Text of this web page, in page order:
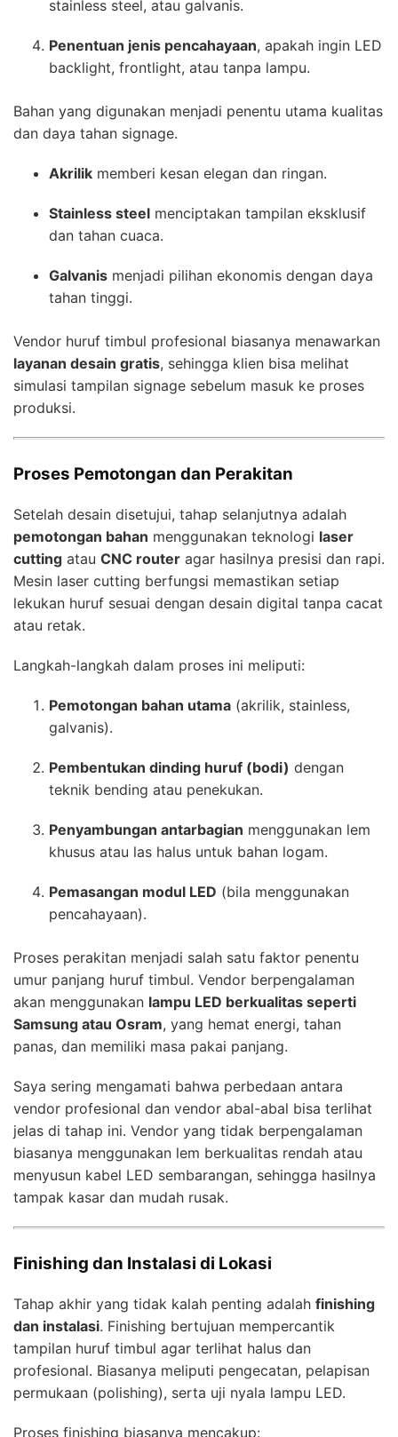
stainless steel, atau galvanis.
Penentuan jenis pencahayaan, apakah ingin LED
backlight, frontlight, atau tanpa lampu.
Bahan yang digunakan menjadi penentu utama kualitas
dan daya tahan signage.
Akrilik memberi kesan elegan dan ringan.
Stainless steel menciptakan tampilan eksklusif
dan tahan cuaca.
Galvanis menjadi pilihan ekonomis dengan daya
tahan tinggi.
Vendor huruf timbul profesional biasanya menawarkan
layanan desain gratis, sehingga klien bisa melihat
simulasi tampilan signage sebelum masuk ke proses
produksi.
Proses Pemotongan dan Perakitan
Setelah desain disetujui, tahap selanjutnya adalah
pemotongan bahan menggunakan teknologi laser
cutting atau CNC router agar hasilnya presisi dan rapi.
Mesin laser cutting berfungsi memastikan setiap
lekukan huruf sesuai dengan desain digital tanpa cacat
atau retak.
Langkah-langkah dalam proses ini meliputi:
Pemotongan bahan utama (akrilik, stainless,
galvanis).
Pembentukan dinding huruf (bodi) dengan
teknik bending atau penekukan.
Penyambungan antarbagian menggunakan lem
khusus atau las halus untuk bahan logam.
Pemasangan modul LED (bila menggunakan
pencahayaan).
Proses perakitan menjadi salah satu faktor penentu
umur panjang huruf timbul. Vendor berpengalaman
akan menggunakan lampu LED berkualitas seperti
Samsung atau Osram, yang hemat energi, tahan
panas, dan memiliki masa pakai panjang.
Saya sering mengamati bahwa perbedaan antara
vendor profesional dan vendor abal-abal bisa terlihat
jelas di tahap ini. Vendor yang tidak berpengalaman
biasanya menggunakan lem berkualitas rendah atau
menyusun kabel LED sembarangan, sehingga hasilnya
tampak kasar dan mudah rusak.
Finishing dan Instalasi di Lokasi
Tahap akhir yang tidak kalah penting adalah finishing
dan instalasi. Finishing bertujuan mempercantik
tampilan huruf timbul agar terlihat halus dan
profesional. Biasanya meliputi pengecatan, pelapisan
permukaan (polishing), serta uji nyala lampu LED.
Proses finishing biasanya mencakup: